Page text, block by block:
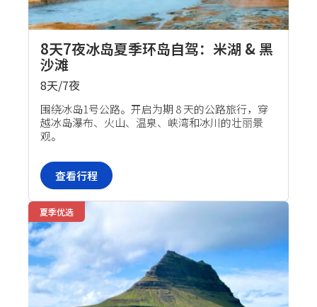
自驾套餐
8天7夜冰岛夏季环岛自驾：米湖 & 黑
沙滩
8天/7夜
围绕冰岛1号公路。开启为期 8 天的公路旅行，穿
越冰岛瀑布、火山、温泉、峡湾和冰川的壮丽景
观。
查看行程
夏季优选